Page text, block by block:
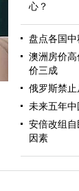
心？
盘点各国
澳洲房价
价三成
俄罗斯禁
未来五年
安倍改组
因素